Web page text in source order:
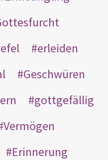
erleiden
Geschwüren
gottgefällig
Vermögen
Erinnerung